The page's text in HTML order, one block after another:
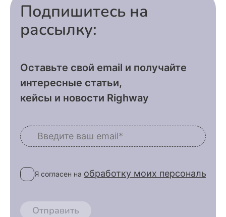
Подпишитесь на
рассылку:
Оставьте свой email и получайте
интересные статьи,
кейсы и новости Righway
Я согласен на обработку моих
Отправить